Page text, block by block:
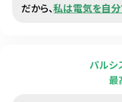
だから、私は電気を自分
パルシ
最